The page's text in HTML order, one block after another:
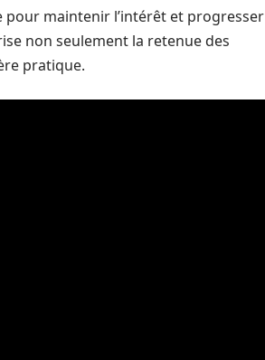
pour maintenir l’intérêt et progresser
non seulement la retenue des
pratique.